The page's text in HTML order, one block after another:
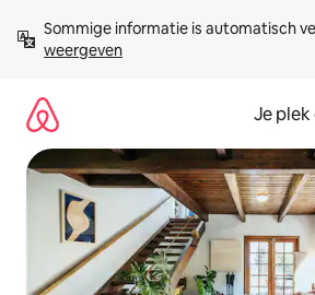
direct
naar
Sommige informatie is automatisch
weergeven
Je